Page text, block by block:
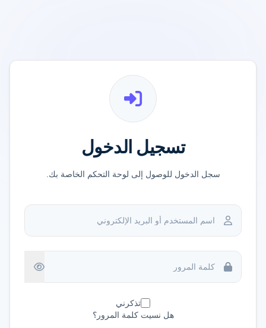
تسجيل الدخول
سجل الدخول للوصول إلى لوحة التحكم الخاصة بك.
تذكرني
هل نسيت كلمة المرور؟